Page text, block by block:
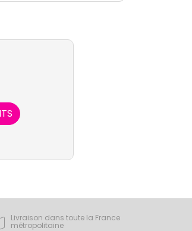
Livraison dans toute la France
métropolitaine